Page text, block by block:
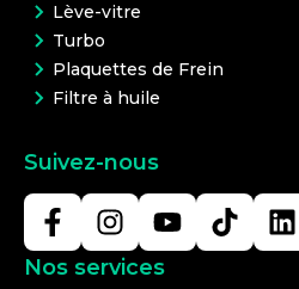
Lève-vitre
Turbo
Plaquettes de Frein
Filtre à huile
Suivez-nous
Nos services